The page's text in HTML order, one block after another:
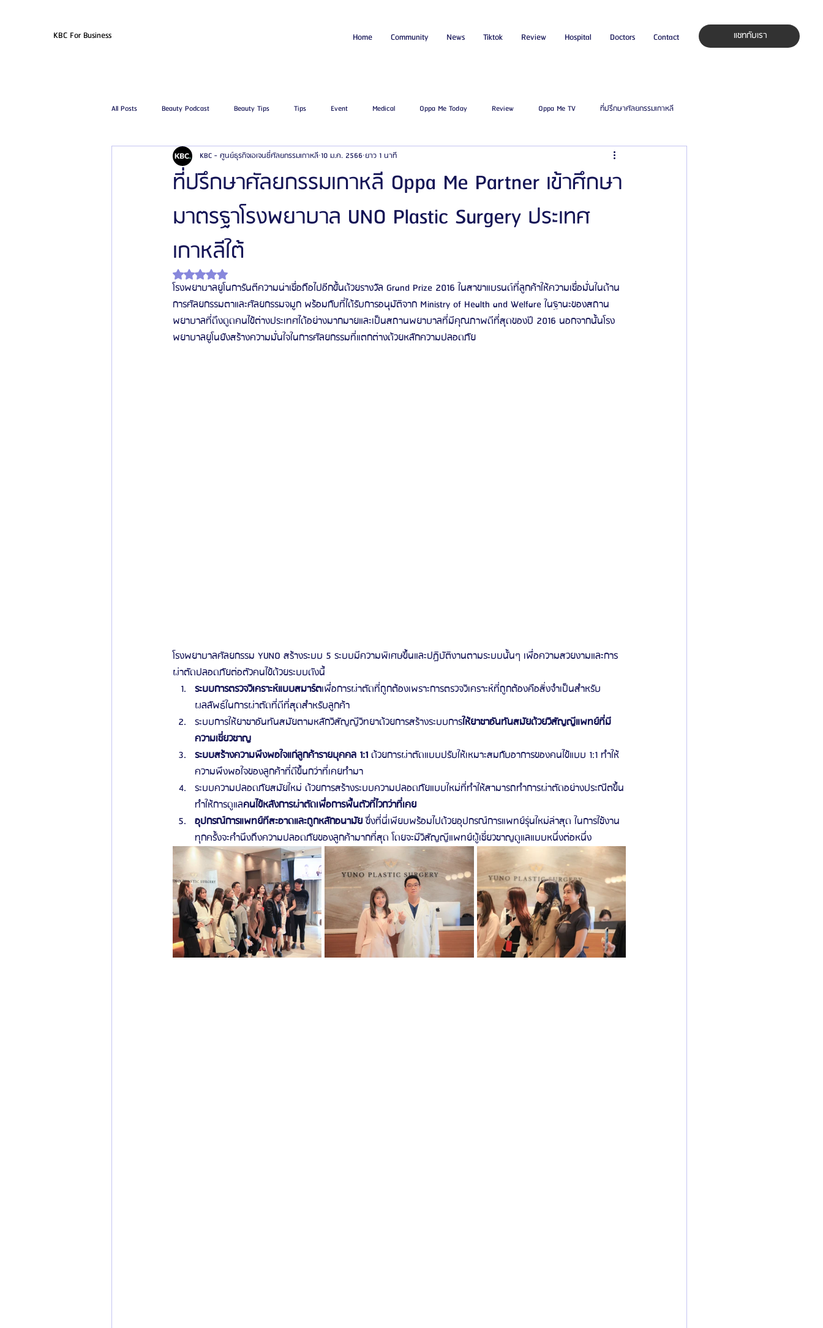
Home Community News Tiktok Review Hospital Doctors Contact แชทกับเรา
KBC For Business
All Posts Beauty Podcast Beauty Tips Tips Event Medical Oppa Me Today Review Oppa Me TV ที่ปรึกษาศัลยกรรมเกาหลี
รีวิวศัลยกรรมฉีดไขมัน รีวิวศัลยกรรมดูดไขมัน โรงพยาบาลศัลยกรรมเอท็อป ศัลยแพทย์ ประเทศเกาหลี
โรงพยาบาลศัลยกรรมจีเอ็นจี โรงพยาบาลศัลยกรรมอิมเมจอัพ โรงพยาบาลศัลยกรรมเจดับเบิลยู
รีวิวศัลยกรรมผู้ชาย โรงพยาบาลศัลยกรรมมาอิน
ข่าวสารศัลยกรรมเกาหลี รีวิวดูดไขมัน รีวิวดูดไขมันหน้า รีวิวดูดไขมันเหนียง
ที่ปรึกษาศัลยกรรมเกาหลี Oppa Me Partner เข้าศึกษา
มาตรฐาโรงพยาบาล UNO Plastic Surgery ประเทศ
เกาหลีใต้
KBC - ศูนย์ธุรกิจเอเจนซี่ศัลยกรรมเกาหลี 10 ม.ค. 2566ยาว 1 นาที
ได้รับ NaN เต็ม 5 ดาว
โรงพยาบาลยูโนการันตีความน่าเชื่อถือไปอีกขั้นด้วยรางวัล Grand Prize 2016 ในสาขาแบรนด์ที่ลูกค้าให้ความเชื่อมั่นในด้าน
การศัลยกรรมตาและศัลยกรรมจมูก พร้อมกับที่ได้รับการอนุมัติจาก Ministry of Health and Welfare ในฐานะของสถาน
พยาบาลที่ดึงดูดคนไข้ต่างประเทศได้อย่างมากมายและเป็นสถานพยาบาลที่มีคุณภาพดีที่สุดของปี 2016 นอกจากนั้นโรง
พยาบาลยูโนยังสร้างความมั่นใจในการศัลยกรรมที่แตกต่างด้วยหลักความปลอดภัย
โรงพยาบาลศัลยกรรม YUNO สร้างระบบ 5 ระบบมีความพิเศษขึ้นและปฏิบัติงานตามระบบนั้นๆ เพื่อความสวยงามและการ
ผ่าตัดปลอดภัยต่อตัวคนไข้ด้วยระบบดังนี้
ระบบการตรวจวิเคราะห์แบบสมาร์ตเพื่อการผ่าตัดที่ถูกต้องเพราะการตรวจวิเคราะห์ที่ถูกต้องคือสิ่งจำเป็นสำหรับ
ผลลัพธ์ในการผ่าตัดที่ดีที่สุดสำหรับลูกค้า
ระบบการให้ยาชาอันทันสมัยตามหลักวิสัญญีวิทยาด้วยการสร้างระบบการให้ยาชาอันทันสมัยด้วยวิสัญญีแพทย์ที่มี
ความเชี่ยวชาญ
ระบบสร้างความพึงพอใจแก่ลูกค้ารายบุคคล 1:1 ด้วยการผ่าตัดแบบปรับให้เหมาะสมกับอาการของคนไข้แบบ 1:1 ทำให้
ความพึงพอใจของลูกค้าที่ดีขึ้นกว่าที่เคยทำมา
ระบบความปลอดภัยสมัยใหม่ ด้วยการสร้างระบบความปลอดภัยแบบใหม่ที่ทำให้สามารถทำการผ่าตัดอย่างประณีตขึ้น
ทำให้การดูแลคนไข้หลังการผ่าตัดเพื่อการพื้นตัวที่ไวกว่าที่เคย
อุปกรณ์การแพทย์ทีสะอาดและถูกหลักอนามัย ซึ่งที่นี่เพียบพร้อมไปด้วยอุปกรณ์การแพทย์รุ่นใหม่ล่าสุด ในการใช้งาน
ทุกครั้งจะคำนึงถึงความปลอดภัยของลูกค้ามากที่สุด โดยจะมีวิสัญญีแพทย์ผู้เชี่ยวชาญดูแลแบบหนึ่งต่อหนึ่ง